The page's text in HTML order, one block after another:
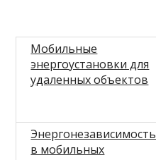
Мобильные
энергоустановки для
удаленных объектов
Энергонезависимость
в мобильных